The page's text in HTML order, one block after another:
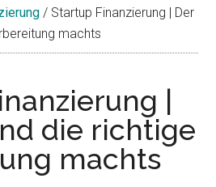
/ Startup Finanzierung | Der
machts
|
die richtige
machts